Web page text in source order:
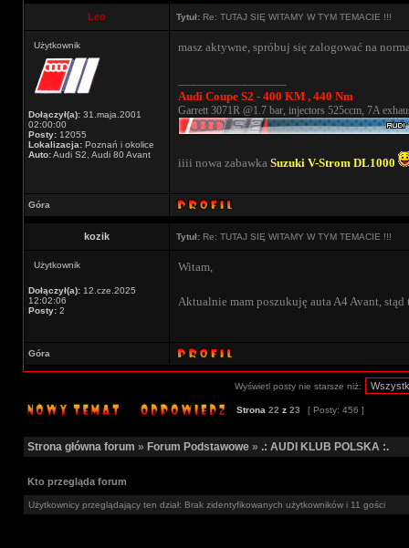
Leo Tytuł: Re: TUTAJ SIĘ WITAMY W TYM TEMACIE !!!
Użytkownik
Dołączył(a): 31.maja.2001
02:00:00
Posty: 12055
Lokalizacja: Poznań i okolice
Auto:Audi S2, Audi 80 Avant
masz aktywne, spróbuj się zalogować na
Audi Coupe S2 - 400 KM , 440 Nm
Garrett 3071R @1.7 bar, injectors 525ccm, 7A
iiii nowa zabawka Suzuki V-Strom DL1000
Góra
kozik Tytuł: Re: TUTAJ SIĘ WITAMY W TYM TEMACIE !!!
Użytkownik
Dołączył(a): 12.cze.2025
12:02:06
Posty: 2
Witam,
Aktualnie mam poszukuję auta A4 Avant,
Góra
Wyświetl posty nie starsze niż:
Strona 22 z 23 [ Posty: 456 ]
Strona główna forum » Forum Podstawowe » .: AUDI KLUB POLSKA :.
Kto przegląda forum
Użytkownicy przeglądający ten dział: Brak zidentyfikowanych użytkowników i 11 gości